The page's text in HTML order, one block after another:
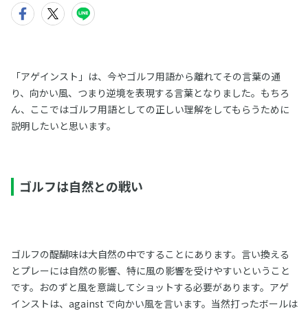
「アゲインスト」は、今やゴルフ用語から離れてその言葉の通
り、向かい風、つまり逆境を表現する言葉となりました。もちろ
ん、ここではゴルフ用語としての正しい理解をしてもらうために
説明したいと思います。
ゴルフは自然との戦い
ゴルフの醍醐味は大自然の中ですることにあります。言い換える
とプレーには自然の影響、特に風の影響を受けやすいということ
です。おのずと風を意識してショットする必要があります。アゲ
インストは、against で向かい風を言います。当然打ったボールは